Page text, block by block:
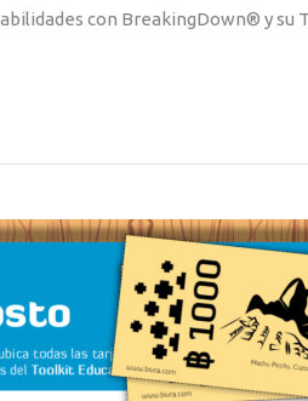
con BreakingDown® y su